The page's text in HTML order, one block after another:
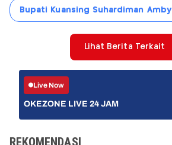
Bupati Kuansing Suhardiman Amby
Lihat Berita Terkait
Live Now
OKEZONE LIVE 24 JAM